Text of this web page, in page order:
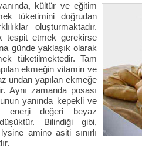
kültür ve eğitim
tüketimini doğrudan
oluşturmaktadır.
tespit etmek gerekirse
günde yaklaşık olarak
tüketilmektedir. Tam
ekmeğin vitamin ve
undan yapılan ekmeğe
Aynı zamanda posası
yanında kepekli ve
enerji değeri beyaz
Bilindiği gibi,
amino asiti sınırlı